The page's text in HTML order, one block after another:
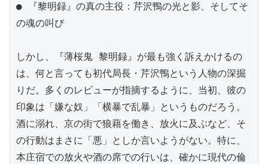
● 『黎明録』の真の主役：芹沢鴨の光と影、そしてそ
の魂の叫び
しかし、『薄桜鬼 黎明録』が最も強く訴えかけるの
は、何と言っても初代局長・芹沢鴨という人物の深掘
りだ。多くのレビューが指摘するように、当初、彼の
印象は「嫌な奴」「横暴で乱暴」というものだろう。
酒に溺れ、京の街で狼藉を働き、放火に及ぶなど、そ
の行動はまさに「悪」としか言いようがない。特に、
本庄宿での放火や酒の席での行いは、確かに現代の倫